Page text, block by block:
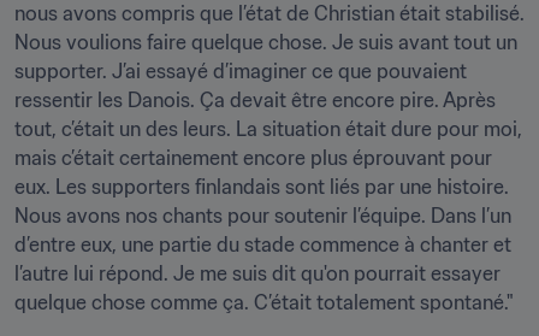
nous avons compris que l’état de Christian était stabilisé.
Nous voulions faire quelque chose. Je suis avant tout un
supporter. J’ai essayé d’imaginer ce que pouvaient
ressentir les Danois. Ça devait être encore pire. Après
tout, c’était un des leurs. La situation était dure pour moi,
mais c’était certainement encore plus éprouvant pour
eux. Les supporters finlandais sont liés par une histoire.
Nous avons nos chants pour soutenir l’équipe. Dans l’un
d’entre eux, une partie du stade commence à chanter et
l’autre lui répond. Je me suis dit qu'on pourrait essayer
quelque chose comme ça. C’était totalement spontané."